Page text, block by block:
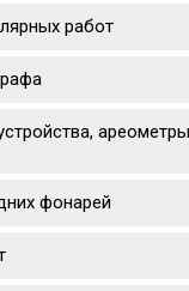
работ
фонарей